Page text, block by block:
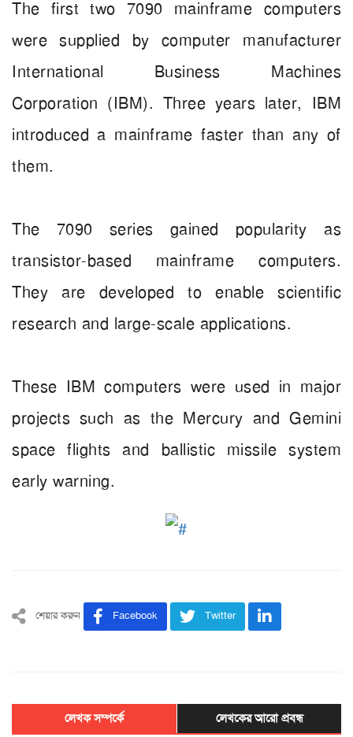
The first two 7090 mainframe computers
were supplied by computer manufacturer
International Business Machines
Corporation (IBM). Three years later, IBM
introduced a mainframe faster than any of
them.
The 7090 series gained popularity as
transistor-based mainframe computers.
They are developed to enable scientific
research and large-scale applications.
These IBM computers were used in major
projects such as the Mercury and Gemini
space flights and ballistic missile system
early warning.
শেয়ার করুন Facebook Twitter
লেখক সম্পর্কে লেখকের আরো প্রবন্ধ